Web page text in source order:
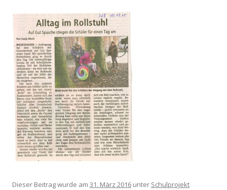
Dieser Beitrag wurde am 31. März 2016 unter Schulprojekt